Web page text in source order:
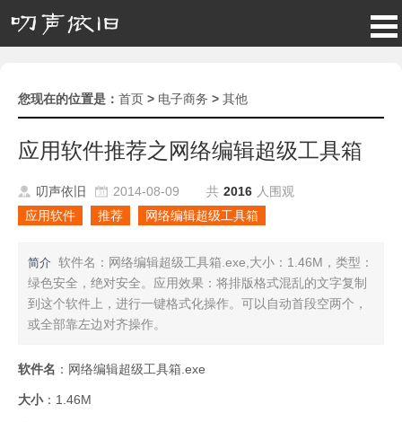
您现在的位置是： 首页 > 电子商务 > 其他
应用软件推荐之网络编辑超级工具箱
叨声依旧 2014-08-09 共 2016 人围观
应用软件
推荐 网络编辑超级工具箱
简介 软件名：网络编辑超级工具箱.exe,大小：1.46M，类型：
绿色安全，绝对安全。应用效果：将排版格式混乱的文字复制
到这个软件上，进行一键格式化操作。可以自动首段空两个，
或全部靠左边对齐操作。
软件名 ：网络编辑超级工具箱.exe
大小：1.46M